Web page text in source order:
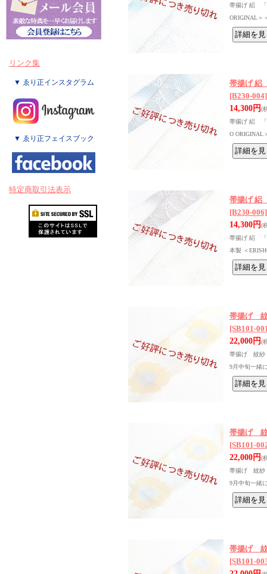
リンク集
▼ ゑり正インスタグラム
▼ ゑり正フェイスブック
特定商取引法表示
帯揚げ 絽 「
ORIGINAL＞
帯揚げ 絽
[B230-004]
14,300円(
帯揚げ 絽 「
O ORIGINAL
帯揚げ 絽
[B230-006]
14,300円(
帯揚げ 絽 「
本製 ＜
帯揚げ
[SB101-
22,000円(
帯揚げ 紋紗
9月中旬一緒
帯揚げ
[SB101-
22,000円(
帯揚げ 紋紗
9月中旬一緒
帯揚げ
[SB101-